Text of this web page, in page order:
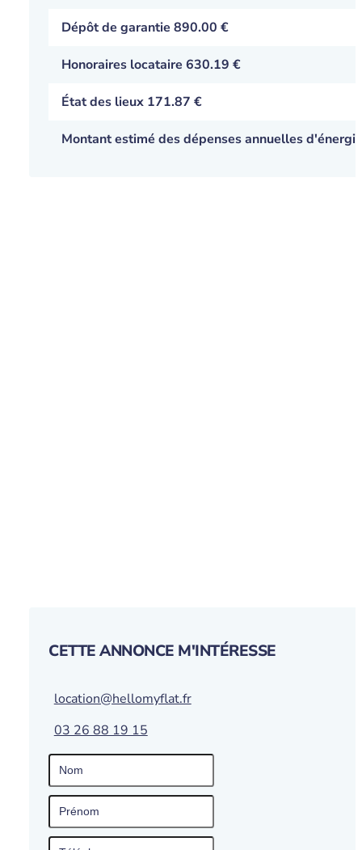
Dépôt de garantie 890.00 €
Honoraires locataire 630.19 €
État des lieux 171.87 €
Montant estimé des dépenses annuelles
CETTE ANNONCE M'INTÉRESSE
location@hellomyflat.fr
03 26 88 19 15